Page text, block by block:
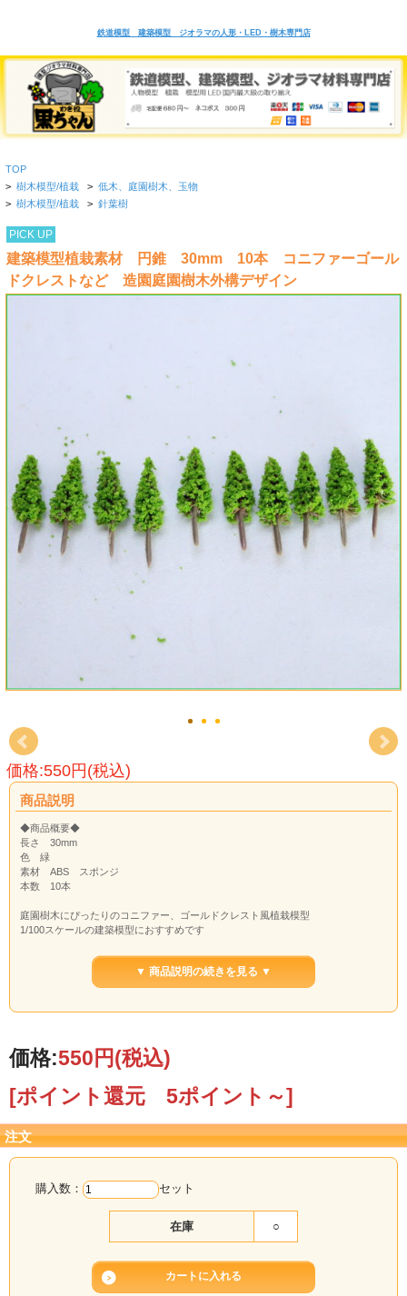
鉄道模型 建築模型 ジオラマの人形・LED・樹木専門店
TOP
> 樹木模型/植栽 > 低木、庭園樹木、玉物
> 樹木模型/植栽 > 針葉樹
PICK UP
建築模型植栽素材 円錐 30mm 10本 コニファーゴール
ドクレストなど 造園庭園樹木外構デザイン
価格:550円(税込)
商品説明
◆商品概要◆
長さ 30mm
色 緑
素材 ABS スポンジ
本数 10本
庭園樹木にぴったりのコニファー、ゴールドクレスト風植栽模型
1/100スケールの建築模型におすすめです
または遠景模型の針葉樹としてもおすすめ！
▼ 商品説明の続きを見る ▼
価格:550円(税込)
[ポイント還元 5ポイント～]
注文
購入数： セット
在庫 ○